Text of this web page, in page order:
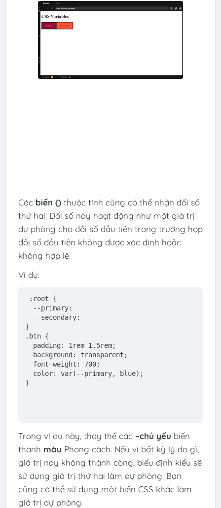
Các biến ()thuộc tính cũng có thể nhận đối số
thứ hai. Đối số này hoạt động như một giá trị
dự phòng cho đối số đầu tiên trong trường hợp
đối số đầu tiên không được xác định hoặc
không hợp lệ.
Ví dụ:
:root {
--primary:
--secondary:
}
.btn {
padding : 1rem 1.5rem;
background: transparent;
font-weight: 700;
color: var(--primary, blue);
}
Trong ví dụ này, thay thế các –chủ yếu biến
thành màu Phong cách. Nếu vì bất kỳ lý do gì,
giá trị này không thành công, biểu định kiểu sẽ
sử dụng giá trị thứ hai làm dự phòng. Bạn
cũng có thể sử dụng một biến CSS khác làm
giá trị dự phòng.